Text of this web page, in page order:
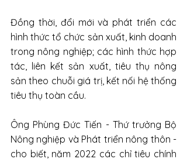
Đồng thời, đổi mới và phát triển các
hình thức tổ chức sản xuất, kinh doanh
trong nông nghiệp; các hình thức hợp
tác, liên kết sản xuất, tiêu thụ nông
sản theo chuỗi giá trị, kết nối hệ thống
tiêu thụ toàn cầu.
Ông Phùng Đức Tiến - Thứ trưởng Bộ
Nông nghiệp và Phát triển nông thôn -
cho biết, năm 2022 các chỉ tiêu chính